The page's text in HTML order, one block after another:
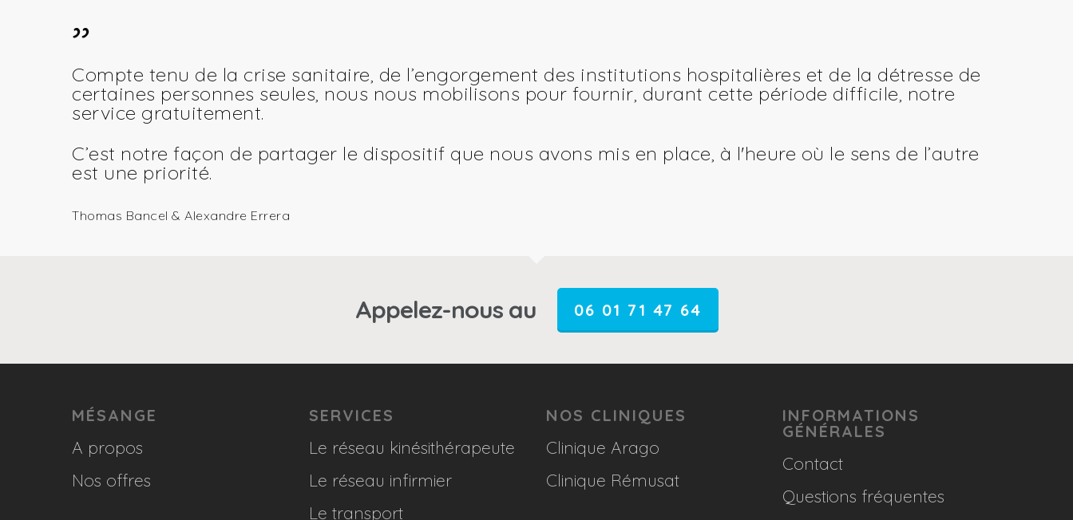
”
Compte tenu de la crise sanitaire, de l’engorgement des institutions hospitalières et de la détresse de
certaines personnes seules, nous nous mobilisons pour fournir, durant cette période difficile, notre
service gratuitement.
C’est notre façon de partager le dispositif que nous avons mis en place, à l'heure où le sens de l’autre
est une priorité.
Thomas Bancel & Alexandre Errera
Appelez-nous au 06 01 71 47 64
MÉSANGE
A propos
Nos offres
SERVICES
Le réseau kinésithérapeute
Le réseau infirmier
Le transport
NOS CLINIQUES
Clinique Arago
Clinique Rémusat
INFORMATIONS
GÉNÉRALES
Contact
Questions fréquentes